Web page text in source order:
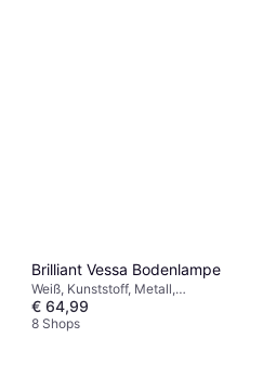
Brilliant Vessa Bodenlampe
Weiß, Kunststoff, Metall,
Lampensockel: E27
€ 64,99
8 Shops